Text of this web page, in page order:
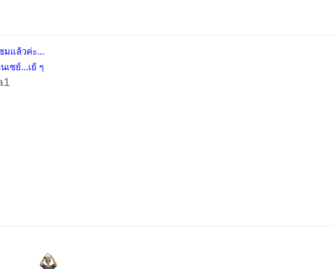
มแล้วค่ะ...
เซย์...เย้ ๆ